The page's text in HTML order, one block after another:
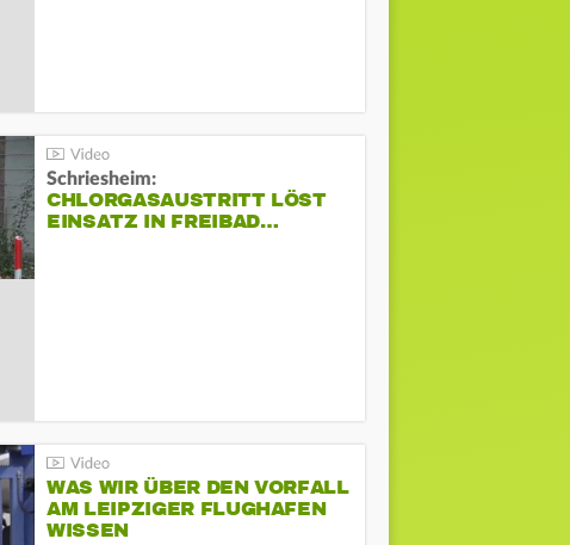
Schriesheim:
CHLORGASAUSTRITT LÖST
EINSATZ IN FREIBAD…
WAS WIR ÜBER DEN VORFALL
AM LEIPZIGER FLUGHAFEN
WISSEN